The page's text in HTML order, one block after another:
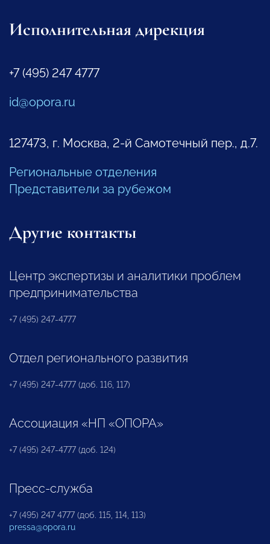
Исполнительная дирекция
+7 (495) 247 4777
id@opora.ru
127473, г. Москва, 2-й Самотечный пер., д.7.
Региональные отделения
Представители за рубежом
Другие контакты
Центр экспертизы и аналитики проблем
предпринимательства
+7 (495) 247-4777
Отдел регионального развития
+7 (495) 247-4777 (доб. 116, 117)
Ассоциация «НП «ОПОРА»
+7 (495) 247-4777 (доб. 124)
Пресс-служба
+7 (495) 247 4777 (доб. 115, 114, 113)
pressa@opora.ru